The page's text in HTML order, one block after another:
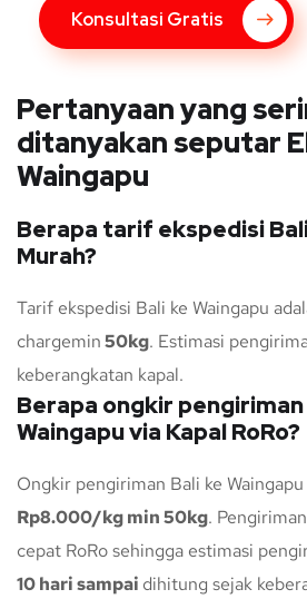
Konsultasi Gratis
Pertanyaan yang
ditanyakan seputar
Waingapu
Berapa tarif ekspedisi
Murah?
Tarif ekspedisi Bali ke Waingapu
chargemin50kg. Estimasi
keberangkatan kapal.
Berapa ongkir pengiriman
Waingapu via Kapal RoRo?
Ongkir pengiriman Bali ke
Rp8.000/kg min 50kg.
cepat RoRo sehingga estimasi
10 hari sampai dihitung sejak